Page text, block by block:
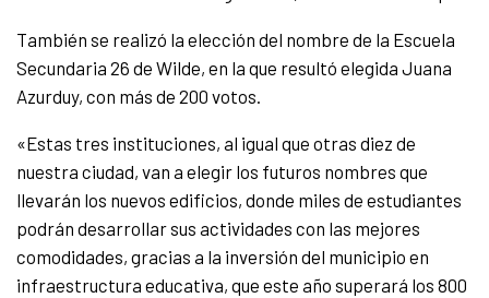
También se realizó la elección del nombre de la Escuela
Secundaria 26 de Wilde, en la que resultó elegida Juana
Azurduy, con más de 200 votos.
«Estas tres instituciones, al igual que otras diez de
nuestra ciudad, van a elegir los futuros nombres que
llevarán los nuevos edificios, donde miles de estudiantes
podrán desarrollar sus actividades con las mejores
comodidades, gracias a la inversión del municipio en
infraestructura educativa, que este año superará los 800